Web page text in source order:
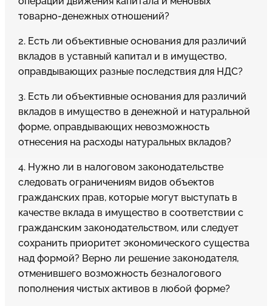
товарно-денежных отношений?
2. Есть ли объективные основания для различий
вкладов в уставный капитал и в имущество,
оправдывающих разные последствия для НДС?
3. Есть ли объективные основания для различий
вкладов в имущество в денежной и натуральной
форме, оправдывающих невозможность
отнесения на расходы натуральных вкладов?
4. Нужно ли в налоговом законодательстве
следовать ограничениям видов объектов
гражданских прав, которые могут выступать в
качестве вклада в имущество в соответствии с
гражданским законодательством, или следует
сохранить приоритет экономического существа
над формой? Верно ли решение законодателя,
отменившего возможность безналогового
пополнения чистых активов в любой форме?